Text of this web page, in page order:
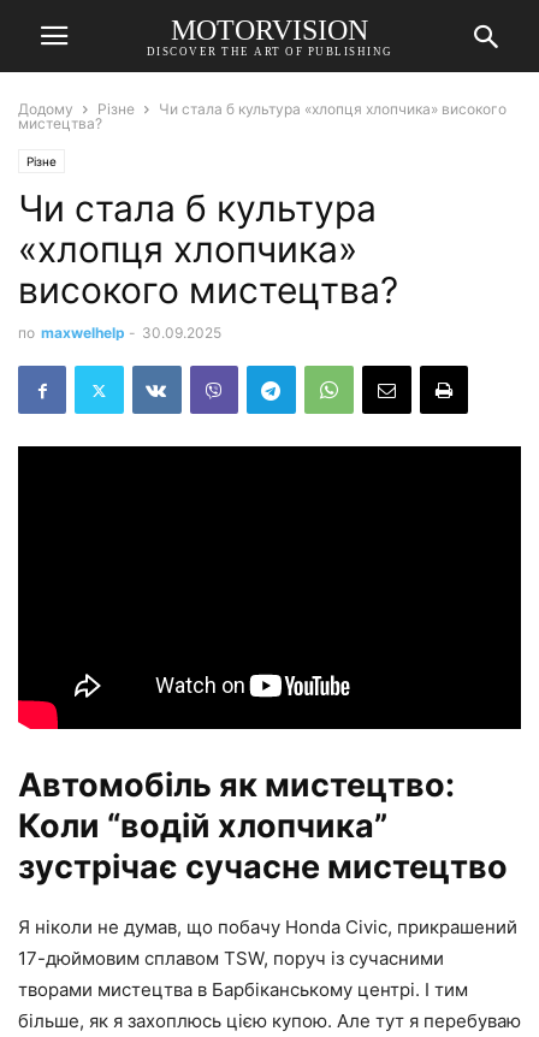
MOTORVISION
DISCOVER THE ART OF PUBLISHING
Додому Різне
Чи стала б культура «хлопця хлопчика» високого
мистецтва?
Різне
Чи стала б культура
«хлопця хлопчика»
високого мистецтва?
по maxwelhelp - 30.09.2025
Автомобіль як мистецтво:
Коли “водій хлопчика”
зустрічає сучасне мистецтво
Я ніколи не думав, що побачу Honda Civic, прикрашений
17-дюймовим сплавом TSW, поруч із сучасними
творами мистецтва в Барбіканському центрі. І тим
більше, як я захоплюсь цією купою. Але тут я перебуваю